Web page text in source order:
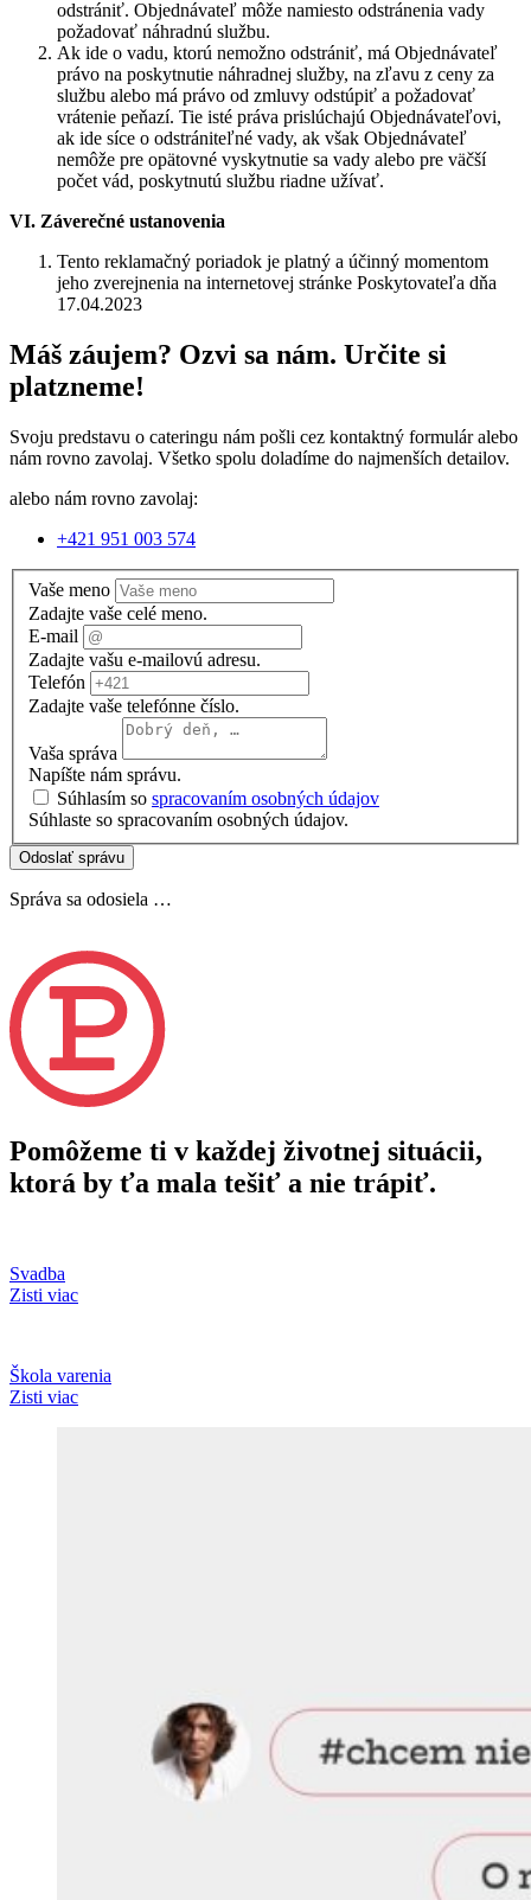
odstrániť. Objednávateľ môže namiesto odstránenia vady
požadovať náhradnú službu.
Ak ide o vadu, ktorú nemožno odstrániť, má Objednávateľ
právo na poskytnutie náhradnej služby, na zľavu z ceny za
službu alebo má právo od zmluvy odstúpiť a požadovať
vrátenie peňazí. Tie isté práva prislúchajú Objednávateľovi,
ak ide síce o odstrániteľné vady, ak však Objednávateľ
nemôže pre opätovné vyskytnutie sa vady alebo pre väčší
počet vád, poskytnutú službu riadne užívať.
VI. Záverečné ustanovenia
Tento reklamačný poriadok je platný a účinný momentom
jeho zverejnenia na internetovej stránke Poskytovateľa dňa
17.04.2023
Máš záujem? Ozvi sa nám. Určite si
platzneme!
Svoju predstavu o cateringu nám pošli cez kontaktný formulár alebo
nám rovno zavolaj. Všetko spolu doladíme do najmenších detailov.
alebo nám rovno zavolaj:
+421 951 003 574
Vaše meno
Zadajte vaše celé meno.
E-mail
Zadajte vašu e-mailovú adresu.
Telefón
Zadajte vaše telefónne číslo.
Vaša správa
Napíšte nám správu.
Súhlasím so spracovaním osobných údajov
Súhlaste so spracovaním osobných údajov.
Odoslať správu
Správa sa odosiela …
Pomôžeme ti v každej životnej situácii,
ktorá by ťa mala tešiť a nie trápiť.
Svadba
Zisti viac
Škola varenia
Zisti viac